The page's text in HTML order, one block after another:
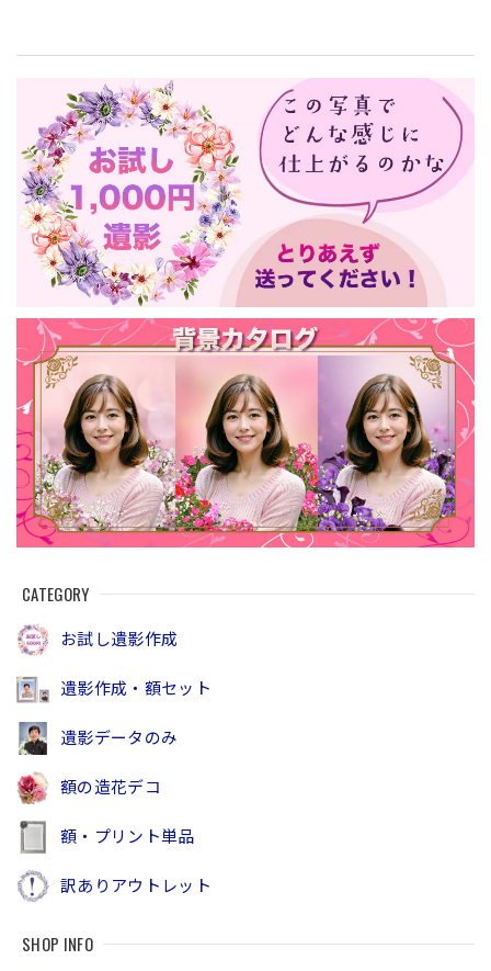
CATEGORY
お試し遺影作成
遺影作成・額セット
遺影データのみ
額の造花デコ
額・プリント単品
訳ありアウトレット
SHOP INFO